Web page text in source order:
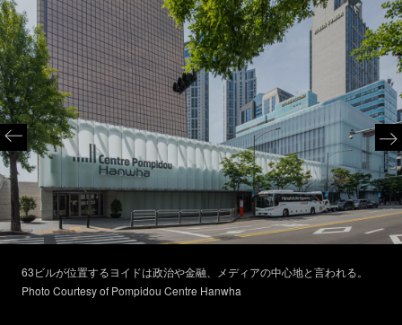
63ビルが位置するヨイドは政治や金融、メディアの中心地と言われる。
Photo Courtesy of Pompidou Centre Hanwha